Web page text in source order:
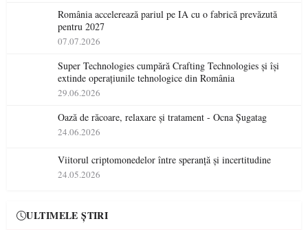
România accelerează pariul pe IA cu o fabrică prevăzută
pentru 2027
07.07.2026
Super Technologies cumpără Crafting Technologies și își
extinde operațiunile tehnologice din România
29.06.2026
Oază de răcoare, relaxare și tratament - Ocna Șugatag
24.06.2026
Viitorul criptomonedelor între speranță și incertitudine
24.05.2026
ULTIMELE ȘTIRI